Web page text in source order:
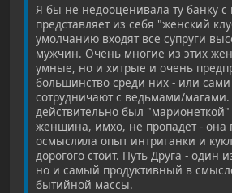
Я бы не недооценивала ту банку с
представляет из себя "женский
умолчанию входят все супруги
мужчин. Очень многие из этих
умные, но и хитрые и очень
большинство среди них - или
сотрудничают с ведьмами/
действительно был
женщина, имхо, не пропадёт - она
осмыслила опыт интриганки и
дорогого стоит. Путь Друга - один
но и самый продуктивный в
бытийной массы.